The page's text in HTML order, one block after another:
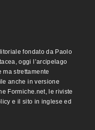
fondato da Paolo
oggi l’arcipelago
ma strettamente
anche in versione
Formiche.net, le riviste
e il sito in inglese ed